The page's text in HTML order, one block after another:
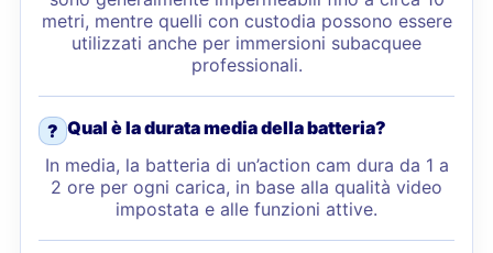
metri, mentre quelli con custodia possono essere
utilizzati anche per immersioni subacquee
professionali.
? Qual è la durata media della batteria?
In media, la batteria di un’action cam dura da 1 a
2 ore per ogni carica, in base alla qualità video
impostata e alle funzioni attive.